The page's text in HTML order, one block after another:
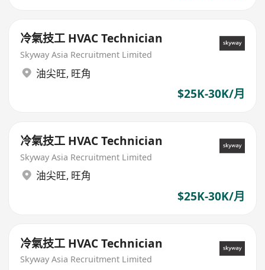
冷氣技工 HVAC Technician
Skyway Asia Recruitment Limited
油尖旺, 旺角
$25K-30K/月
冷氣技工 HVAC Technician
Skyway Asia Recruitment Limited
油尖旺, 旺角
$25K-30K/月
冷氣技工 HVAC Technician
Skyway Asia Recruitment Limited